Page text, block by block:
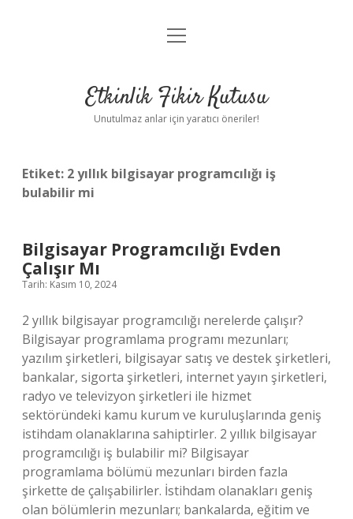
Anasayfa
Yasal Uyarı
menüyü
Etkinlik Fikir Kutusu
Unutulmaz anlar için yaratıcı öneriler!
Etiket: 2 yıllık bilgisayar programcılığı iş
bulabilir mi
Bilgisayar Programcılığı Evden
Çalışır Mı
Tarih: Kasım 10, 2024
2 yıllık bilgisayar programcılığı nerelerde çalışır?
Bilgisayar programlama programı mezunları;
yazılım şirketleri, bilgisayar satış ve destek şirketleri,
bankalar, sigorta şirketleri, internet yayın şirketleri,
radyo ve televizyon şirketleri ile hizmet
sektöründeki kamu kurum ve kuruluşlarında geniş
istihdam olanaklarına sahiptirler. 2 yıllık bilgisayar
programcılığı iş bulabilir mi? Bilgisayar
programlama bölümü mezunları birden fazla
şirkette de çalışabilirler. İstihdam olanakları geniş
olan bölümlerin mezunları; bankalarda, eğitim ve